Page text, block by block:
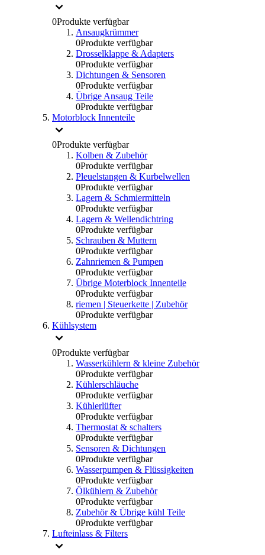
0Produkte verfügbar
Ansaugkrümmer
0Produkte verfügbar
Drosselklappe & Adapters
0Produkte verfügbar
Dichtungen & Sensoren
0Produkte verfügbar
Übrige Ansaug Teile
0Produkte verfügbar
Motorblock Innenteile
0Produkte verfügbar
Kolben & Zubehör
0Produkte verfügbar
Pleuelstangen & Kurbelwellen
0Produkte verfügbar
Lagern & Schmiermitteln
0Produkte verfügbar
Lagern & Wellendichtring
0Produkte verfügbar
Schrauben & Muttern
0Produkte verfügbar
Zahnriemen & Pumpen
0Produkte verfügbar
Übrige Moterblock Innenteile
0Produkte verfügbar
riemen | Steuerkette | Zubehör
0Produkte verfügbar
Kühlsystem
0Produkte verfügbar
Wasserkühlern & kleine Zubehör
0Produkte verfügbar
Kühlerschläuche
0Produkte verfügbar
Kühlerlüfter
0Produkte verfügbar
Thermostat & schalters
0Produkte verfügbar
Sensoren & Dichtungen
0Produkte verfügbar
Wasserpumpen & Flüssigkeiten
0Produkte verfügbar
Ölkühlern & Zubehör
0Produkte verfügbar
Zubehör & Übrige kühl Teile
0Produkte verfügbar
Lufteinlass & Filters